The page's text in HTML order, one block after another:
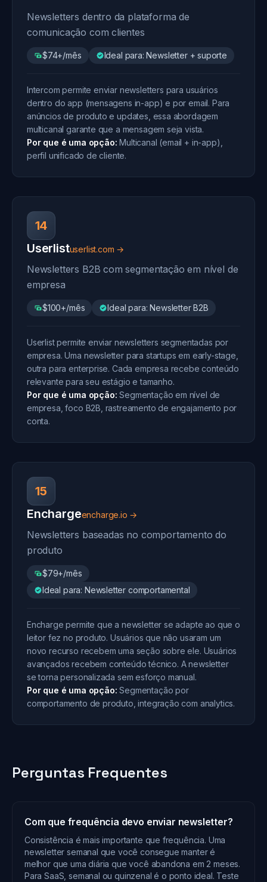
Newsletters dentro da plataforma de
comunicação com clientes
$74+/mês Ideal para: Newsletter + suporte
Intercom permite enviar newsletters para usuários
dentro do app (mensagens in-app) e por email. Para
anúncios de produto e updates, essa abordagem
multicanal garante que a mensagem seja vista.
Por que é uma opção: Multicanal (email + in-app),
perfil unificado de cliente.
14
Userlistuserlist.com →
Newsletters B2B com segmentação em nível de
empresa
$100+/mês Ideal para: Newsletter B2B
Userlist permite enviar newsletters segmentadas por
empresa. Uma newsletter para startups em early-stage,
outra para enterprise. Cada empresa recebe conteúdo
relevante para seu estágio e tamanho.
Por que é uma opção: Segmentação em nível de
empresa, foco B2B, rastreamento de engajamento por
conta.
15
Enchargeencharge.io →
Newsletters baseadas no comportamento do
produto
$79+/mês
Ideal para: Newsletter comportamental
Encharge permite que a newsletter se adapte ao que o
leitor fez no produto. Usuários que não usaram um
novo recurso recebem uma seção sobre ele. Usuários
avançados recebem conteúdo técnico. A newsletter
se torna personalizada sem esforço manual.
Por que é uma opção: Segmentação por
comportamento de produto, integração com analytics.
Perguntas Frequentes
Com que frequência devo enviar newsletter?
Consistência é mais importante que frequência. Uma
newsletter semanal que você consegue manter é
melhor que uma diária que você abandona em 2 meses.
Para SaaS, semanal ou quinzenal é o ponto ideal. Teste